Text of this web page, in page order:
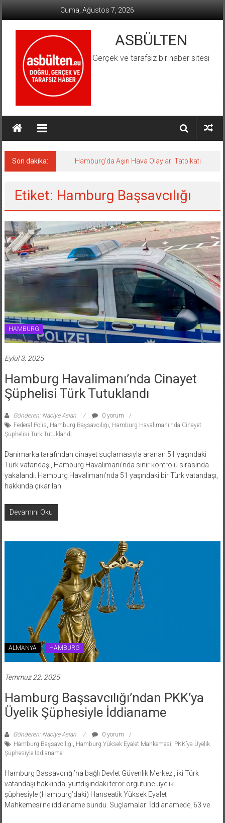
Cuma, Ağustos 7, 2026
ASBÜLTEN
Gerçek ve tarafsız bir haber sitesi
Son dakika: Hamburg’da Aşırı Hava Olayları Tatbikatı
Etiket: Hamburg Başsavcılığı
HAMBURG
Eylül 3, 2025
Hamburg Havalimanı’nda Cinayet
Şüphelisi Türk Tutuklandı
Gönderen: Naciye Aslan
0 yorum
Federal Polis Hamburg Başsavcılığı Hamburg Havalimanı’nda Cinayet
Şüphelisi Türk Tutuklandı
Danimarka tarafından cinayet suçlamasıyla aranan 51 yaşındaki
Türk vatandaşı, Hamburg Havalimanı’nda sınır kontrolü sırasında
yakalandı. Hamburg Havalimanı’nda 51 yaşındaki bir Türk vatandaşı,
hakkında çıkarılan
Devamını Oku
ALMANYA HAMBURG
Temmuz 22, 2025
Hamburg Başsavcılığı’ndan PKK’ya
Üyelik Şüphesiyle İddianame
Gönderen: Naciye Aslan
0 yorum
Hamburg Başsavcılığı, Hamburg Yüksek Eyalet Mahkemesi, PKK’ya Üyelik
Şüphesiyle İddianame
Hamburg Başsavcılığı’na bağlı Devlet Güvenlik Merkezi, iki Türk
vatandaşı hakkında, yurtdışındaki terör örgütüne üyelik
şüphesiyle (Hamburg’daki) Hanseatik Yüksek Eyalet
Mahkemesi’ne iddianame sundu. Suçlamalar: İddianamede, 63 ve